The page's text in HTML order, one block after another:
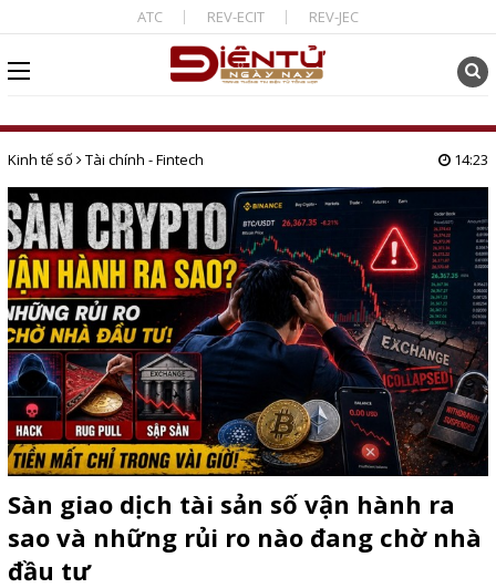
ATC REV-ECIT REV-JEC
Kinh tế số Tài chính - Fintech 14:23
Sàn giao dịch tài sản số vận hành ra
sao và những rủi ro nào đang chờ nhà
đầu tư